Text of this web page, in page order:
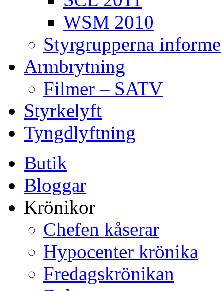
WSM 2010
Styrgrupperna
Armbrytning
Filmer – SATV
Styrkelyft
Tyngdlyftning
Butik
Bloggar
Krönikor
Chefen kåserar
Hypocenter krönika
Fredagskrönikan